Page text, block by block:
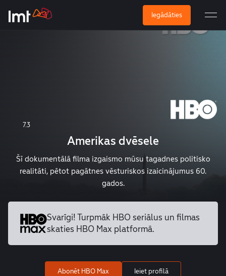
Iegādāties
7.3
Amerikas dvēsele
Šī dokumentālā filma izgaismo mūsu tagadnes politisko
realitāti, pētot pagātnes vēsturiskos izaicinājumus 60.
gados.
Svarīgi! Turpmāk HBO seriālus un filmas
skaties HBO Max platformā.
Abonēt HBO Max Ieiet profilā